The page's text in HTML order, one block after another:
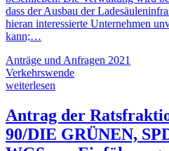
dass der Ausbau der
hieran interessierte Unternehmen
kann;…
Anträge und Anfragen 2021
Verkehrswende
weiterlesen
Antrag der
90/DIE GRÜNEN,